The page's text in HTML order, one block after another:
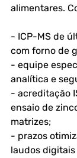
alimentares.
- ICP-MS de
com forno de
- equipe
analítica e
- acreditação
ensaio de
matrizes;
- prazos
laudos